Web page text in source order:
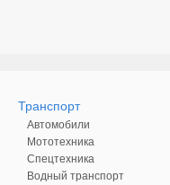
Транспорт
Автомобили
Мототехника
Спецтехника
Водный транспорт